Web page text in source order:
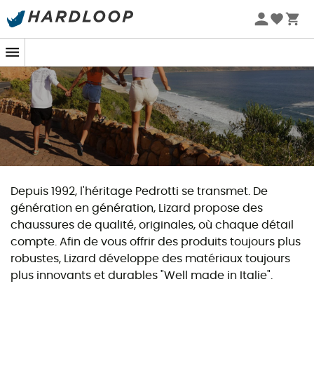
Promos d'été 🔥 -5 % EXTRA dès 2 produits* code Summer5
Depuis 1992, l'héritage Pedrotti se transmet. De
génération en génération, Lizard propose des
chaussures de qualité, originales, où chaque détail
compte. Afin de vous offrir des produits toujours plus
robustes, Lizard développe des matériaux toujours
plus innovants et durables "Well made in Italie".